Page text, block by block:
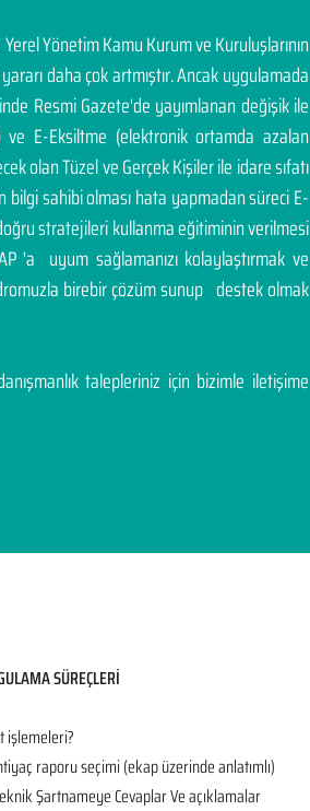
Yönetim Kamu Kurum ve Kuruluşlarının
daha çok artmıştır. Ancak uygulamada
Resmi Gazete'de yayımlanan değişik ile
E-Eksiltme (elektronik ortamda azalan
olan Tüzel ve Gerçek Kişiler ile idare sıfatı
sahibi olması hata yapmadan süreci E-
stratejileri kullanma eğitiminin verilmesi
'a uyum sağlamanızı kolaylaştırmak ve
birebir çözüm sunup destek olmak
talepleriniz için bizimle iletişime
SÜREÇLERİ
işlemeleri?
raporu seçimi (ekap üzerinde anlatımlı)
Şartnameye Cevaplar Ve açıklamalar